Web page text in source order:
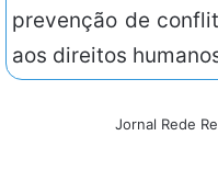
prevenção de
aos direitos
Jornal Rede